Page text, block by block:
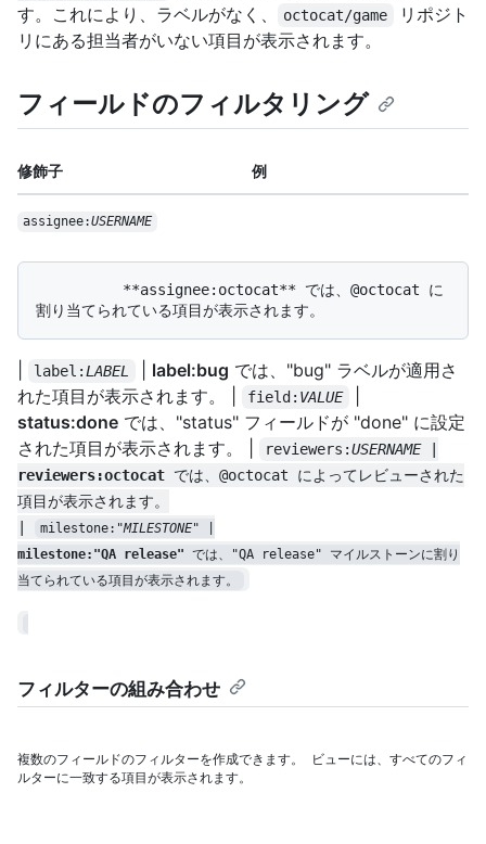
す。これにより、ラベルがなく、
octocat/game
リポジト
リにある担当者がいない項目が表示されます。
フィールドのフィルタリング
修飾子 例
assignee:USERNAME
label:LABEL label:bug では、"bug" ラベルが適用さ
れた項目が表示されます。 |
field: VALUE
status:done では、"status" フィールドが "done" に設定
された項目が表示されます。 |
reviewers:USERNAME
reviewers:octocat では、@octocat によってレビューされた
項目が表示されます。
milestone:"MILESTONE
milestone:"QA release" では、"QA release" マイルストーンに割り
当てられている項目が表示されます。
フィルターの組み合わせ
複数のフィールドのフィルターを作成できます。 ビューには、すべてのフィ
ルターに一致する項目が表示されます。